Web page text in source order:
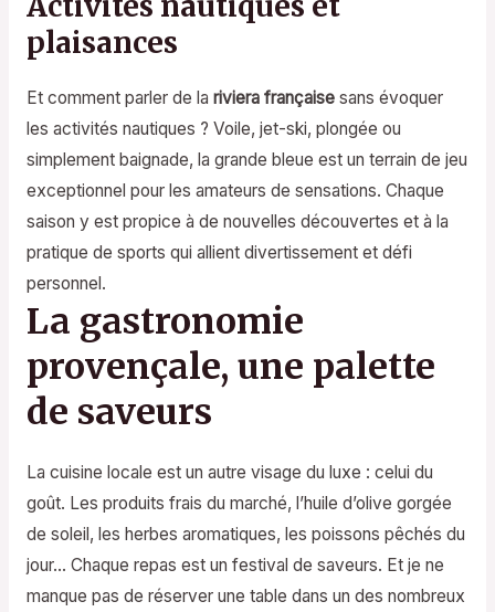
plaisances
Et comment parler de la riviera françaisesans évoquer
les activités nautiques ? Voile, jet-ski, plongée ou
simplement baignade, la grande bleue est un terrain de jeu
exceptionnel pour les amateurs de sensations. Chaque
saison y est propice à de nouvelles découvertes et à la
pratique de sports qui allient divertissement et défi
personnel.
La gastronomie
provençale, une palette
de saveurs
La cuisine locale est un autre visage du luxe : celui du
goût. Les produits frais du marché, l’huile d’olive gorgée
de soleil, les herbes aromatiques, les poissons pêchés du
jour… Chaque repas est un festival de saveurs. Et je ne
manque pas de réserver une table dans un des nombreux